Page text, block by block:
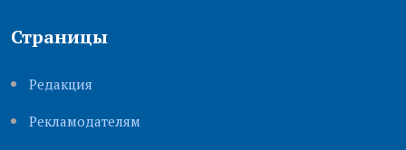
Страницы
Редакция
Рекламодателям